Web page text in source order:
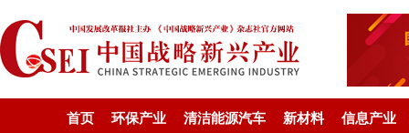
首页 环保产业 清洁能源汽车 新材料 信息产业